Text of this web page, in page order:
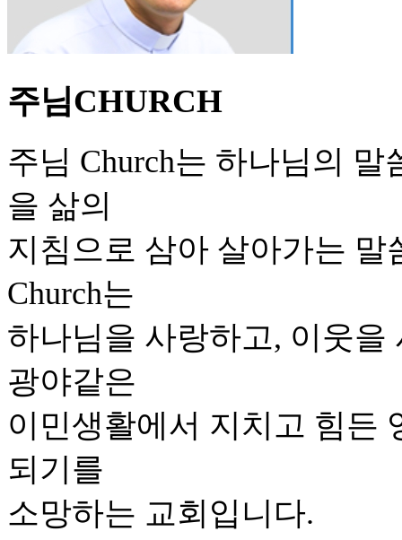
주님CHURCH
주님 Church는 하나님의
을 삶의
지침으로 삼아 살아가는
Church는
하나님을 사랑하고, 이웃
광야같은
이민생활에서 지치고 힘든
되기를
소망하는 교회입니다.